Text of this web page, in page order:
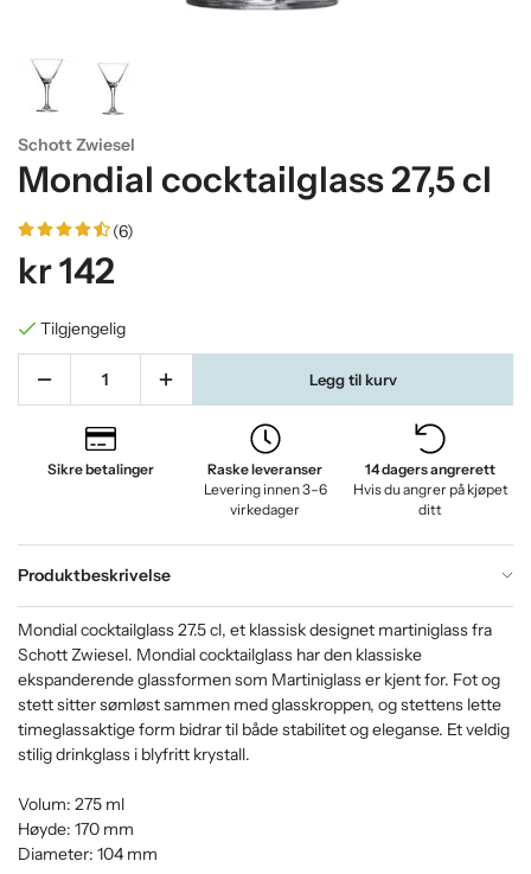
Schott Zwiesel
Mondial cocktailglass 27,5 cl
(6)
kr 142
Tilgjengelig
Legg til kurv
Sikre betalinger
Raske leveranser
Levering innen 3–6
virkedager
14 dagers angrerett
Hvis du angrer på kjøpet
ditt
Produktbeskrivelse
Mondial cocktailglass 27.5 cl, et klassisk designet martiniglass fra
Schott Zwiesel. Mondial cocktailglass har den klassiske
ekspanderende glassformen som Martiniglass er kjent for. Fot og
stett sitter sømløst sammen med glasskroppen, og stettens lette
timeglassaktige form bidrar til både stabilitet og eleganse. Et veldig
stilig drinkglass i blyfritt krystall.
Volum: 275 ml
Høyde: 170 mm
Diameter: 104 mm